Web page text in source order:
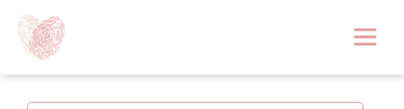
Over